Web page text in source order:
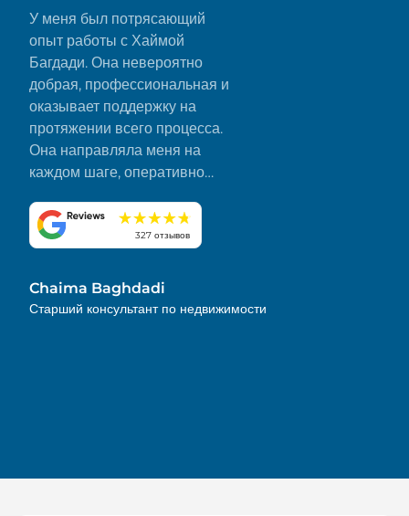
У меня был потрясающий
опыт работы с Хаймой
Багдади. Она невероятно
добрая, профессиональная и
оказывает поддержку на
протяжении всего процесса.
Она направляла меня на
каждом шаге, оперативно
и сделала все гладко и без
стресса. Я искренне ценю ее
к деталям. Настоятельно
рекомендую!
327 отзывов
Chaima Baghdadi
Старший консультант по недвижимости